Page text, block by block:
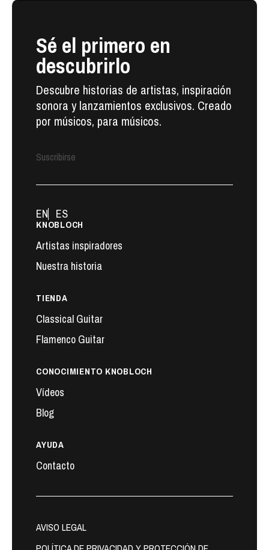
Sé el primero en
descubrirlo
Descubre historias de artistas, inspiración
sonora y lanzamientos exclusivos. Creado
por músicos, para músicos.
Suscribirse
KNOBLOCH
Artistas inspiradores
Nuestra historia
TIENDA
Classical Guitar
Flamenco Guitar
CONOCIMIENTO KNOBLOCH
Vídeos
Blog
AYUDA
Contacto
EN ES
AVISO LEGAL